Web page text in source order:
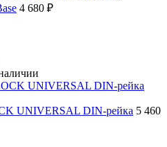
4 680 ₽
UNIVERSAL DIN-рейка 5 460